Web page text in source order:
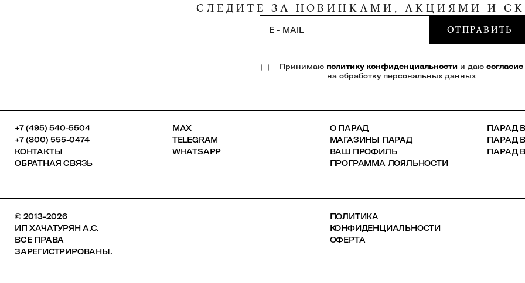
СЛЕДИТЕ ЗА НОВИНКАМИ, АКЦИЯМИ И
E - MAIL ОТПРАВИТЬ
Принимаю политику конфиденциальности и даю согласие
на обработку персональных данных
+7 (495) 540-5504
+7 (800) 555-0474
КОНТАКТЫ
ОБРАТНАЯ СВЯЗЬ
MAX
TELEGRAM
WHATSAPP
О ПАРАД
МАГАЗИНЫ ПАРАД
ВАШ ПРОФИЛЬ
ПРОГРАММА ЛОЯЛЬНОСТИ
ПАРАД
ПАРАД В
ПАРАД В
© 2013-2026
ИП ХАЧАТУРЯН А.С.
ВСЕ ПРАВА
ЗАРЕГИСТРИРОВАНЫ.
ПОЛИТИКА
КОНФИДЕНЦИАЛЬНОСТИ
ОФЕРТА